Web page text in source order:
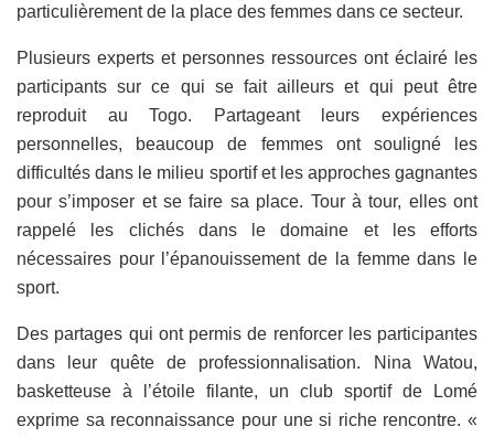
particulièrement de la place des femmes dans ce secteur.
Plusieurs experts et personnes ressources ont éclairé les
participants sur ce qui se fait ailleurs et qui peut être
reproduit au Togo. Partageant leurs expériences
personnelles, beaucoup de femmes ont souligné les
difficultés dans le milieu sportif et les approches gagnantes
pour s’imposer et se faire sa place. Tour à tour, elles ont
rappelé les clichés dans le domaine et les efforts
nécessaires pour l’épanouissement de la femme dans le
sport.
Des partages qui ont permis de renforcer les participantes
dans leur quête de professionnalisation. Nina Watou,
basketteuse à l’étoile filante, un club sportif de Lomé
exprime sa reconnaissance pour une si riche rencontre. «